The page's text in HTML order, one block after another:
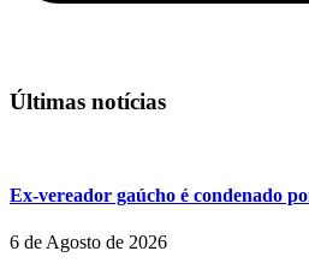
Últimas notícias
Ex-vereador gaúcho é condenado
6 de Agosto de 2026